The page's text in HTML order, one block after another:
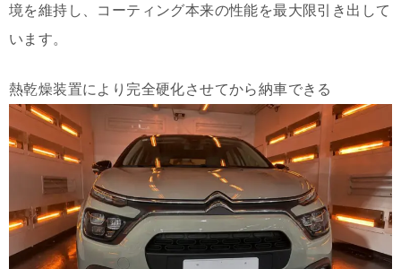
境を維持し、コーティング本来の性能を最大限引き出して
います。
熱乾燥装置により完全硬化させてから納車できる